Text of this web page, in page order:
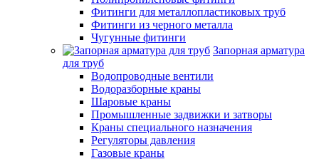
Фитинги для металлопластиковых труб
Фитинги из черного металла
Чугунные фитинги
Запорная арматура
для труб
Водопроводные вентили
Водоразборные краны
Шаровые краны
Промышленные задвижки и затворы
Краны специального назначения
Регуляторы давления
Газовые краны